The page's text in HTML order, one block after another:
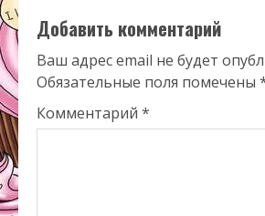
Добавить комментарий
Ваш адрес email не будет
Обязательные поля помечены
Комментарий *